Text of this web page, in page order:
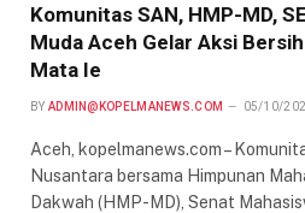
Komunitas SAN, HMP-MD,
Muda Aceh Gelar Aksi
Mata Ie
BY ADMIN@KOPELMANEWS.COM 05/10/
Aceh, kopelmanews.com –
Nusantara bersama Himpunan
Dakwah (HMP-MD), Senat